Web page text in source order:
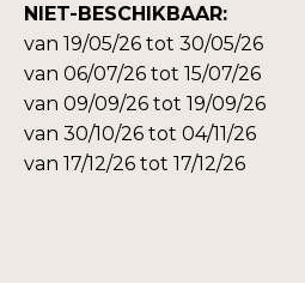
NIET-BESCHIKBAAR:
van 19/05/26 tot 30/05/26
van 06/07/26 tot 15/07/26
van 09/09/26 tot 19/09/26
van 30/10/26 tot 04/11/26
van 17/12/26 tot 17/12/26